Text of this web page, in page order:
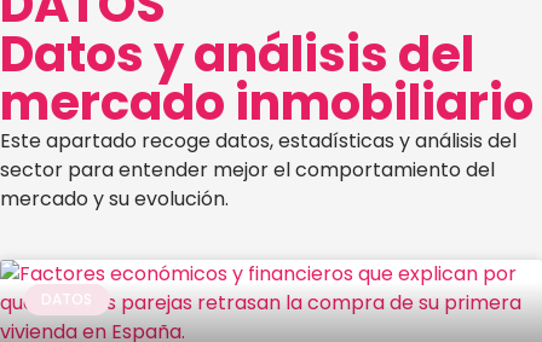
Datos y análisis del
mercadoinmobiliario
Este apartado recoge datos, estadísticas y análisis del
sector para entender mejor el comportamiento del
mercado y su evolución.
DATOS